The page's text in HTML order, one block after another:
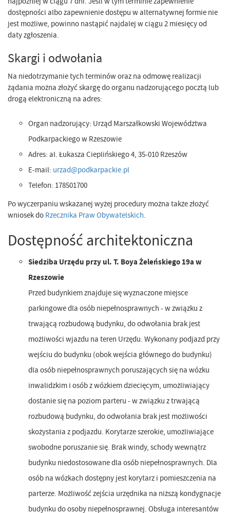
dostępności albo zapewnienie dostępu w alternatywnej formie nie
jest możliwe, powinno nastąpić najdalej w ciągu 2 miesięcy od
daty zgłoszenia.
Skargi i odwołania
Na niedotrzymanie tych terminów oraz na odmowę realizacji
żądania można złożyć skargę do organu nadzorującego pocztą lub
drogą elektroniczną na adres:
Organ nadzorujący: Urząd Marszałkowski Województwa
Podkarpackiego w Rzeszowie
Adres: al. Łukasza Cieplińskiego 4, 35-010 Rzeszów
E-mail: urzad@podkarpackie.pl
Telefon: 178501700
Po wyczerpaniu wskazanej wyżej procedury można także złożyć
wniosek do Rzecznika Praw Obywatelskich.
Dostępność architektoniczna
Siedziba Urzędu przy ul. T. Boya Żeleńskiego 19a w
Rzeszowie
Przed budynkiem znajduje się wyznaczone miejsce
parkingowe dla osób niepełnosprawnych - w związku z
trwającą rozbudową budynku, do odwołania brak jest
możliwości wjazdu na teren Urzędu. Wykonany podjazd przy
wejściu do budynku (obok wejścia głównego do budynku)
dla osób niepełnosprawnych poruszających się na wózku
inwalidzkim i osób z wózkiem dziecięcym, umożliwiający
dostanie się na poziom parteru - w związku z trwającą
rozbudową budynku, do odwołania brak jest możliwości
skożystania z podjazdu. Korytarze szerokie, umożliwiające
swobodne poruszanie się. Brak windy, schody wewnątrz
budynku niedostosowane dla osób niepełnosprawnych. Dla
osób na wózkach dostępny jest korytarz i pomieszczenia na
parterze. Możliwość zejścia urzędnika na niższą kondygnacje
budynku do osoby niepełnosprawnej. Obsługa interesantów